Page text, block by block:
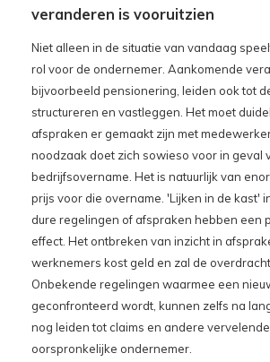
veranderen is vooruitzien
Niet alleen in de situatie van vandaag
rol voor de ondernemer. Aankomende
bijvoorbeeld pensionering, leiden ook tot
structureren en vastleggen. Het moet
afspraken er gemaakt zijn met
noodzaak doet zich sowieso voor in geval
bedrijfsovername. Het is natuurlijk van
prijs voor die overname. 'Lijken in de kast'
dure regelingen of afspraken hebben een
effect. Het ontbreken van inzicht in
werknemers kost geld en zal de
Onbekende regelingen waarmee een
geconfronteerd wordt, kunnen zelfs na
nog leiden tot claims en andere
oorspronkelijke ondernemer.